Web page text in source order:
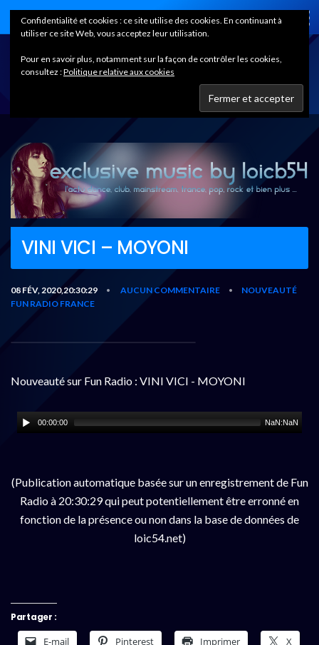
Home
VINI VICI – MOYONI
08 FÉV, 2020,20:30:29 • AUCUN COMMENTAIRE •
NOUVEAUTÉ
FUN RADIO FRANCE
Nouveauté sur Fun Radio : VINI VICI - MOYONI
00:00:00 NaN:NaN
(Publication automatique basée sur un enregistrement de Fun
Radio à 20:30:29 qui peut potentiellement être erronné en
fonction de la présence ou non dans la base de données de
loic54.net)
Partager :
E-mail Pinterest Imprimer X
Confidentialité et cookies : ce site utilise des cookies. En continuant à
utiliser ce site Web, vous acceptez leur utilisation.
Pour en savoir plus, notamment sur la façon de contrôler les cookies,
consultez :Politique relative aux cookies